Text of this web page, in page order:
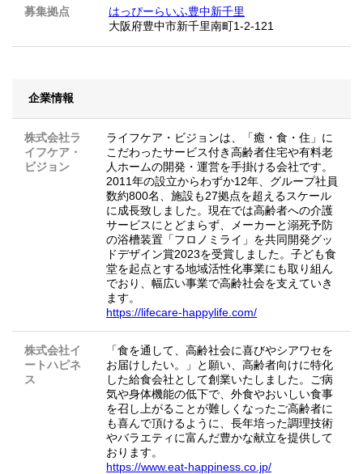
募集拠点
はっぴーらいふ豊中新千里
大阪府豊中市新千里南町1-2-121
企業情報
株式会社ラ
イフケア・
ビジョン
ライフケア・ビジョンは、「癒・食・住」に
こだわったサービス付き高齢者住宅や有料老
人ホームの開発・運営を手掛ける会社です。
2011年の設立からわずか12年、グループ社員
数約800名、施設も27拠点を超えるスケール
に成長致しました。現在では高齢者への介護
サービスにとどまらず、メーカーと溺死予防
の浴槽装置「フロノミライ」を共同開発グッ
ドデザイン賞2023を受賞しました。子ども食
堂を起点とする地域活性化事業にも取り組ん
でおり、幅広い事業で高齢社会を支えていき
ます。
https://lifecare-happylife.com/
株式会社イ
ートハピネ
ス
「食を通して、高齢社会に喜びやシアワセを
お届けしたい。」と願い、高齢者向けに特化
した給食会社として創業いたしました。ご病
気や身体機能の低下で、外食やおいしい食事
を召し上がることが難しくなったご高齢者に
も喜んで頂けるように、長年培った調理技術
やバラエティに富んだ豊かな献立を提供して
おります。
https://www.eat-happiness.co.jp/